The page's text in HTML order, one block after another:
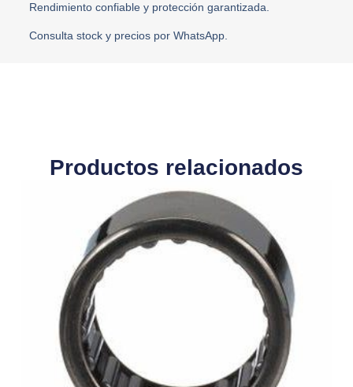
Rendimiento confiable y protección garantizada.
Consulta stock y precios por WhatsApp.
Productos relacionados